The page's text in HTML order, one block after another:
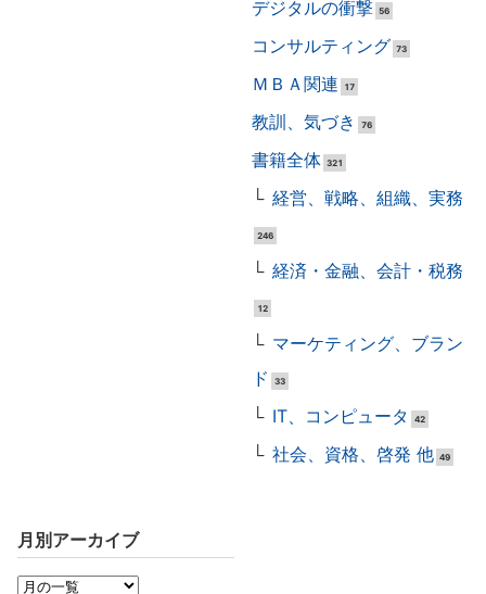
デジタルの衝撃 56
コンサルティング 73
ＭＢＡ関連 17
教訓、気づき 76
書籍全体 321
経営、戦略、組織、実務
246
経済・金融、会計・税務
12
マーケティング、ブラン
ド
33
IT、コンピュータ 42
社会、資格、啓発 他 49
月別アーカイブ